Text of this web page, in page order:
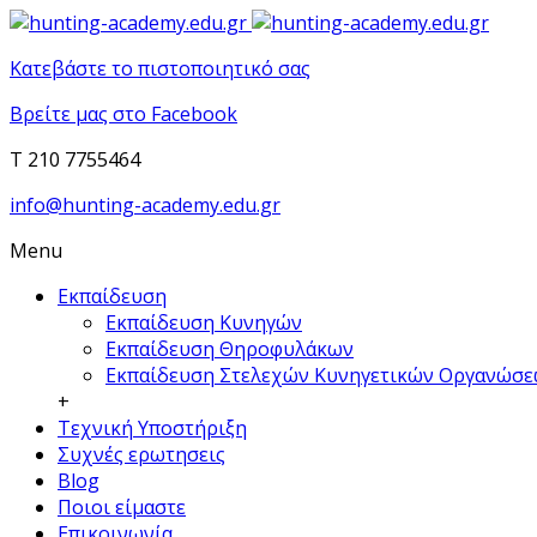
Κατεβάστε το πιστοποιητικό σας
Βρείτε μας στο Facebook
T 210 7755464
info@hunting-academy.edu.gr
Menu
Εκπαίδευση
Εκπαίδευση Κυνηγών
Εκπαίδευση Θηροφυλάκων
Εκπαίδευση Στελεχών Κυνηγετικών
+
Τεχνική Υποστήριξη
Συχνές ερωτησεις
Blog
Ποιοι είμαστε